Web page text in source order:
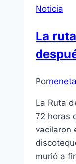
Noticia
La
Por
La Ruta
72 horas
vacilaron
murió a